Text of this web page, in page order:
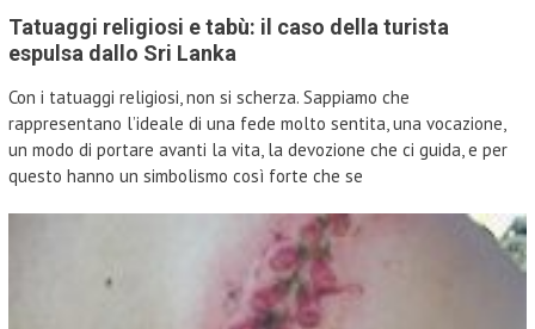
Tatuaggi religiosi e tabù: il caso della turista
espulsa dallo Sri Lanka
Con i tatuaggi religiosi, non si scherza. Sappiamo che
rappresentano l’ideale di una fede molto sentita, una vocazione,
un modo di portare avanti la vita, la devozione che ci guida, e per
questo hanno un simbolismo così forte che se